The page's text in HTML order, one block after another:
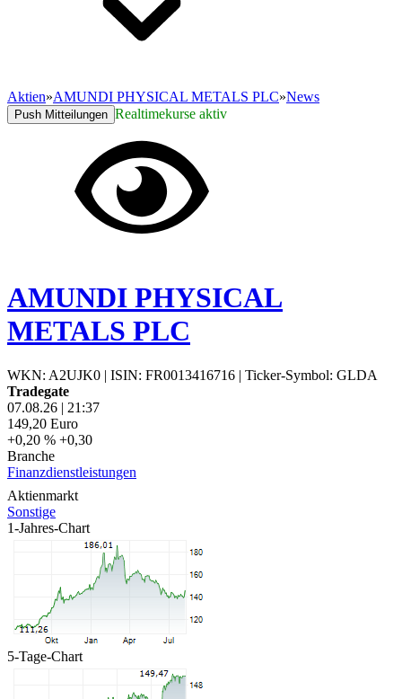
Aktien»AMUNDI PHYSICAL METALS PLC»News
Push Mitteilungen Realtimekurse aktiv
AMUNDI PHYSICAL
METALS PLC
WKN: A2UJK0 | ISIN: FR0013416716 | Ticker-Symbol: GLDA
Tradegate
07.08.26 | 21:37
149,20 Euro
+0,20 % +0,30
Branche
Finanzdienstleistungen
Aktienmarkt
Sonstige
1-Jahres-Chart
5-Tage-Chart